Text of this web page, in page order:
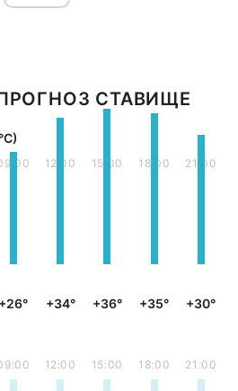
СТАВИЩЕ
+26°
12:00
+34°
15:00
+36°
18:00
+35°
21:00
+30°
12:00 15:00 18:00 21:00